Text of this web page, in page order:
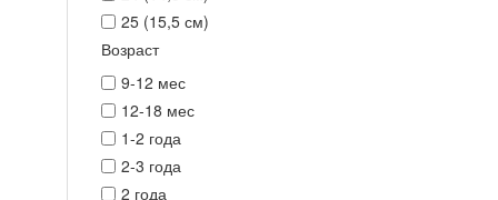
25 (15,5 см)
Возраст
9-12 мес
12-18 мес
1-2 года
2-3 года
2 года